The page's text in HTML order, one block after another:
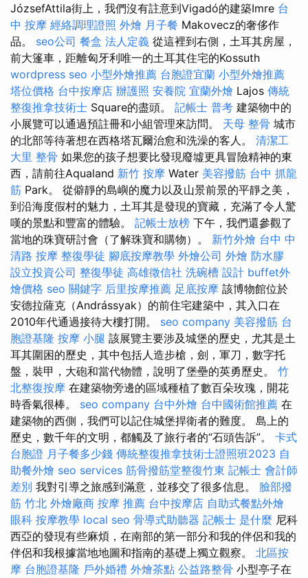
JózsefAttila街上，我們沒有註意到Vigadó的建築Imre 台
中 按摩 經絡調理證照 外燴 月子餐 Makovecz的奢侈作
品。 seo公司 餐盒 法人定義 從這裡到右側，土耳其房屋，
前大篷車，距離匈牙利唯一的土耳其住宅的Kossuth
wordpress seo 小型外燴推薦 台胞證宜蘭 小型外燴推薦
塔位價格 台中按摩店 辦護照 安養院 宜蘭外燴 Lajos 傳統
整復推拿技術士 Square的盡頭。 記帳士 普考 建築物中的
小展覽可以通過預註冊和小組管理來訪問。 天母 整骨 城市
的北部等待著想在西格塔瓦爾治愈和洗澡的客人。 清潔工
大里 整骨 如果您的孩子想要比發現廢墟更具冒險精神的東
西，請前往Aqualand 新竹 按摩 Water 美容撥筋 台中 抓龍
筋 Park。 從僻靜的島嶼的魔力以及山景前景的平靜之美，
到沿海度假村的魅力，土耳其是發現的寶藏，充滿了令人驚
嘆的景點和豐富的體驗。 記帳士放榜 下午，我們還參觀了
當地的珠寶研討會（了解珠寶和購物）。 新竹外燴 台中 中
清路 按摩 整復學徒 腳底按摩教學 外燴公司 外燴 防水膠
設立投資公司 整復學徒 高雄徵信社 洗碗槽 設計 buffet外
燴價格 seo 關鍵字 后里按摩推薦 足底按摩 該博物館位於
安德拉薩克（Andrássyak）的前住宅建築中，其入口在
2010年代通過接待大樓打開。 seo company 美容撥筋 台
胞證基隆 按摩 小腿 該展覽主要涉及城堡的歷史，尤其是土
耳其圍困的歷史，其中包括人造步槍，劍，軍刀，數字托
盤，裝甲，大砲和當代物體，說明了堡壘的英勇歷史。 竹
北整復按摩 在建築物旁邊的區域種植了數百朵玫瑰，開花
時香氣很棒。 seo company 台中外燴 台中國術館推薦 在
建築物的西側，我們可以記住城堡捍衛者的難度。 島上的
歷史，數千年的文明，都觸及了旅行者的“石頭告訴”。 卡式
台胞證 月子餐多少錢 傳統整復推拿技術士證照班2023 自
助餐外燴 seo services 筋骨撥筋堂整復竹東 記帳士 會計師
差別 我對引導之旅感到滿意，並移交了很多信息。 臉部撥
筋 竹北 外燴廠商 按摩 推薦 台中按摩店 自助式餐點外燴
眼科 按摩教學 local seo 骨導式助聽器 記帳士 是什麼 尼科
西亞的發現有些麻煩，在南部的第一部分和我的伴侶和我的
伴侶和我根據當地地圖和指南的基礎上獨立觀察。 北區按
摩 台胞證基隆 戶外婚禮 外燴茶點 公益路整骨 小型亭子在